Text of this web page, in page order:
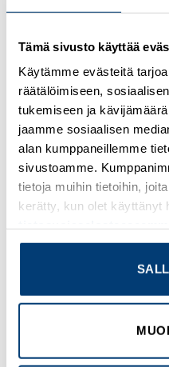
Tämä sivusto käyttää
Käytämme evästeitä
räätälöimiseen,
tukemiseen ja
jaamme sosiaalisen
alan kumppaneillemme
sivustoamme.
tietoja muihin tietoihin,
kerätty, kun olet käyttänyt
length: 5 m
Lisätietoja tuotteesta
Osasto:Valmiskaapelit
wishlist